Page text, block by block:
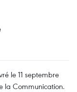
le 11 septembre
la Communication.